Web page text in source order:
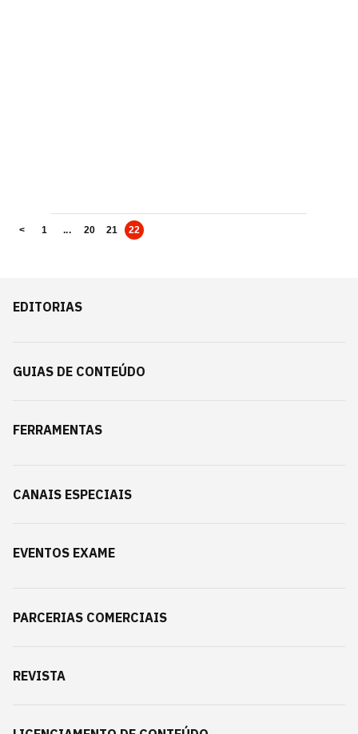
< 1 ... 20 21 22
EDITORIAS
GUIAS DE CONTEÚDO
FERRAMENTAS
CANAIS ESPECIAIS
EVENTOS EXAME
PARCERIAS COMERCIAIS
REVISTA